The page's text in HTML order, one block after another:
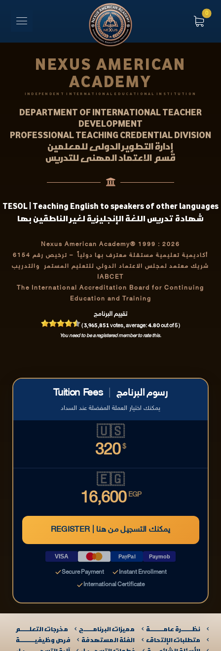
NEXUS AMERICAN
ACADEMY
INDEPENDENT INTERNATIONAL EDUCATIONAL INSTITUTION
DEPARTMENT OF INTERNATIONAL TEACHER
DEVELOPMENT
PROFESSIONAL TEACHING CREDENTIAL DIVISION
إدارة التطوير الدولى للمعلمين
قسم الاعتماد المهنى للتدريس
TESOL | Teaching English to speakers of other languages
شهادة تدريس اللغة الإنجليزية لغير الناطقين بها
Nexus American Academy® 1999 : 2026
أكاديمية تعليمية مستقلة معترف بها دولياً
– ترخيص رقم 6154
شريك معتمد لمجلس الاعتماد الدولي للتعليم المستمر والتدريب
IABCET
The International Accreditation Board for Continuing
Education and Training
تقييم البرنامج
(3,965,851votes, average:4.80out of 5 )
You need to be a registered member to rate this.
Tuition Fees رسوم البرنامج
يمكنك اختيار العملة المفضلة عند السداد
🇺🇸
320 $
🇪🇬
16,600 EGP
REGISTER | يمكنك التسجيل من هنا
VISA PayPal Paymob
Secure Payment
Instant Enrollment
International Certificate
نظـــــــرة عامـــــــــة مميزات البرنامــــــج
مخرجات التعلــــــم
متطلبات الإلتحاق
الفئة المستهدفة
فرص وظيفيــــــــــة